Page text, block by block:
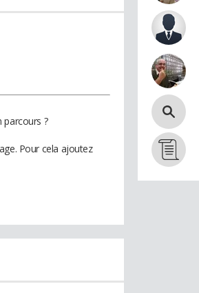
parcours ?
Pour cela ajoutez